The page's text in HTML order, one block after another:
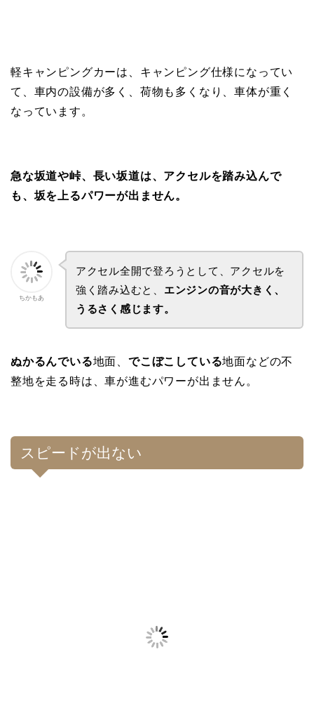
軽キャンピングカーは、キャンピング仕様になってい
て、車内の設備が多く、荷物も多くなり、車体が重く
なっています。
急な坂道や峠、長い坂道は、アクセルを踏み込んで
も、坂を上るパワーが出ません。
ちかもあ
アクセル全開で登ろうとして、アクセルを
強く踏み込むと、 エンジンの音が大きく、
うるさく感じます。
ぬかるんでいる地面、でこぼこしている地面などの不
整地を走る時は、車が進むパワーが出ません。
スピードが出ない